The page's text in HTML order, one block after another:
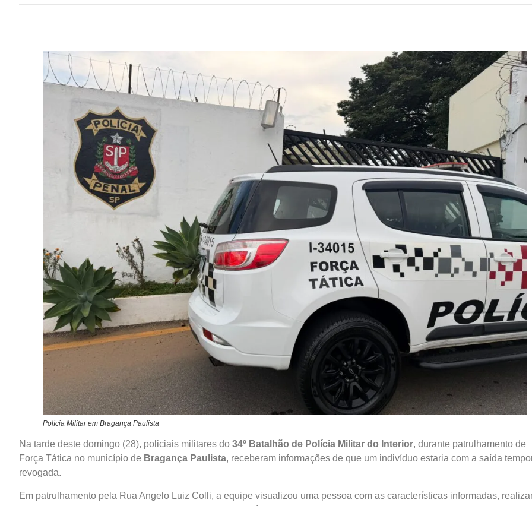
Polícia Militar em Bragança Paulista
Na tarde deste domingo (28), policiais militares do 34º Batalhão de Polícia Militar do Interior, durante patrulhamento de
Força Tática no município de Bragança Paulista, receberam informações de que um indivíduo estaria com a saída
revogada.
Em patrulhamento pela Rua Angelo Luiz Colli, a equipe visualizou uma pessoa com as características informadas,